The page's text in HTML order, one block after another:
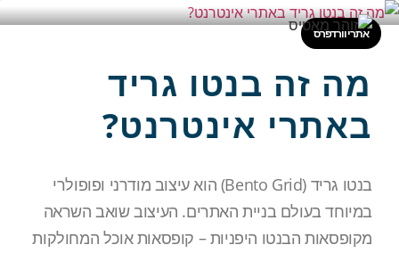
אתרי וורדפרס
מה זה בנטו גריד
באתרי אינטרנט?
בנטו גריד (Bento Grid) הוא עיצוב מודרני ופופולרי
במיוחד בעולם בניית האתרים. העיצוב שואב השראה
מקופסאות הבנטו היפניות – קופסאות אוכל המחולקות